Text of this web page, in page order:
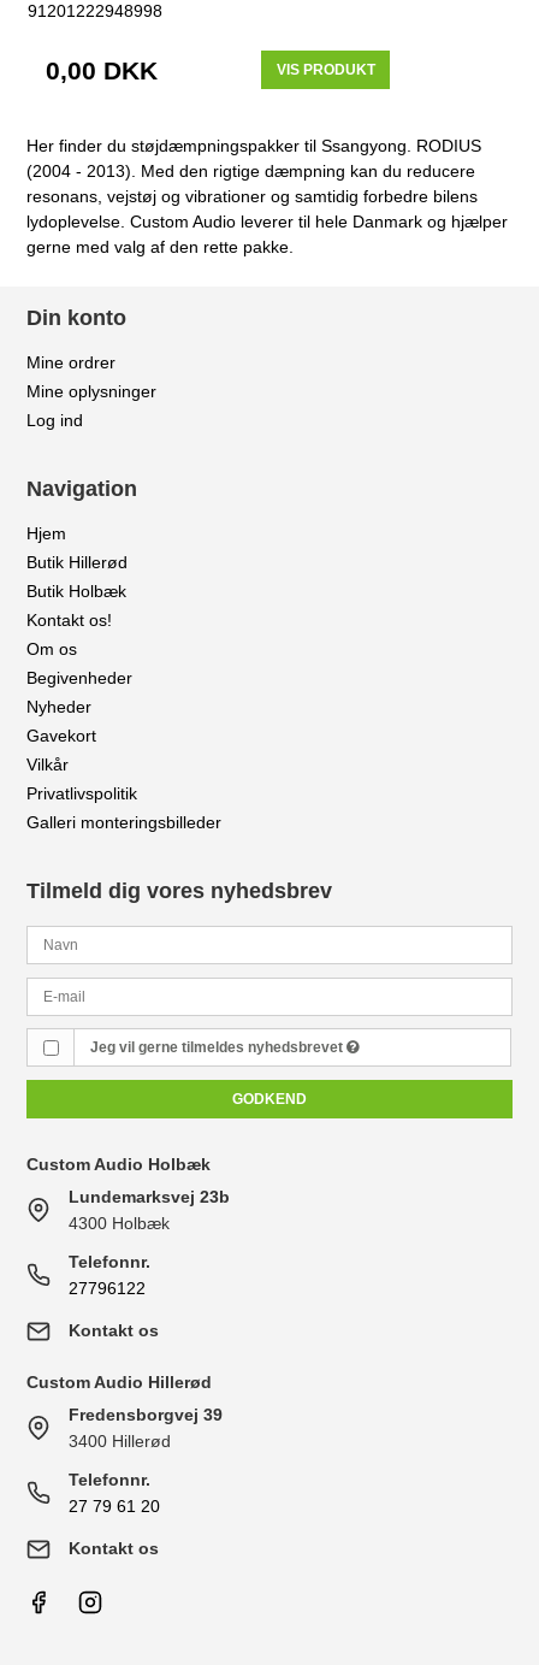
91201222948998
0,00 DKK VIS PRODUKT
Her finder du støjdæmpningspakker til Ssangyong. RODIUS
(2004 - 2013). Med den rigtige dæmpning kan du reducere
resonans, vejstøj og vibrationer og samtidig forbedre bilens
lydoplevelse. Custom Audio leverer til hele Danmark og hjælper
gerne med valg af den rette pakke.
Din konto
Mine ordrer
Mine oplysninger
Log ind
Navigation
Hjem
Butik Hillerød
Butik Holbæk
Kontakt os!
Om os
Begivenheder
Nyheder
Gavekort
Vilkår
Privatlivspolitik
Galleri monteringsbilleder
Tilmeld dig vores nyhedsbrev
Jeg vil gerne tilmeldes nyhedsbrevet
GODKEND
Custom Audio Holbæk
Lundemarksvej 23b
4300 Holbæk
Telefonnr.
27796122
Kontakt os
Custom Audio Hillerød
Fredensborgvej 39
3400 Hillerød
Telefonnr.
27 79 61 20
Kontakt os